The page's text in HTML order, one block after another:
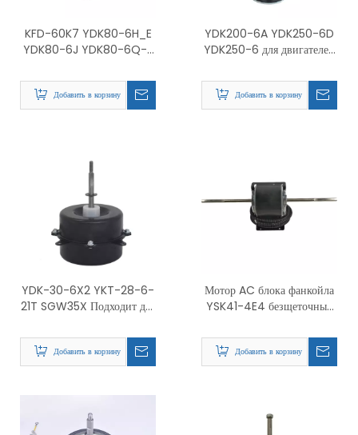
KFD-60K7 YDK80-6H_E
YDK80-6J YDK80-6Q-2
вентилятора для LG Midea
Аксессуары для
кондиционирования
Добавить в корзину
YDK200-6A YDK250-6D
YDK250-6 для двигателей
10HP
Добавить в корзину
YDK-30-6X2 YKT-28-6-
21T SGW35X Подходит для
односкоростной двигатель
для наружного применения
мощностью 30 Вт.
Добавить в корзину
Мотор AC блока фанкойла
YSK41-4E4 безщеточный
кондиционирования
Добавить в корзину